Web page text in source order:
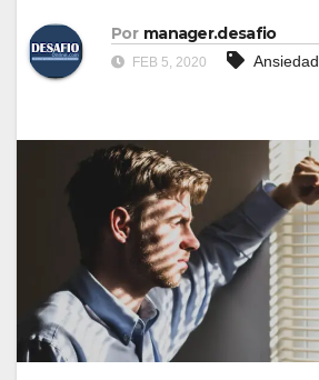
Por manager.desafio
FEB 5, 2020 Ansiedad